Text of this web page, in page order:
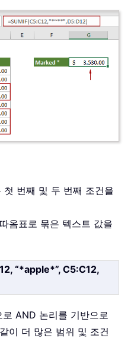
번째 및 두 번째 조건을
옴표로 묶은 텍스트 값을
“*apple*”, C5:C12,
AND 논리를 기반으로
이 더 많은 범위 및 조건